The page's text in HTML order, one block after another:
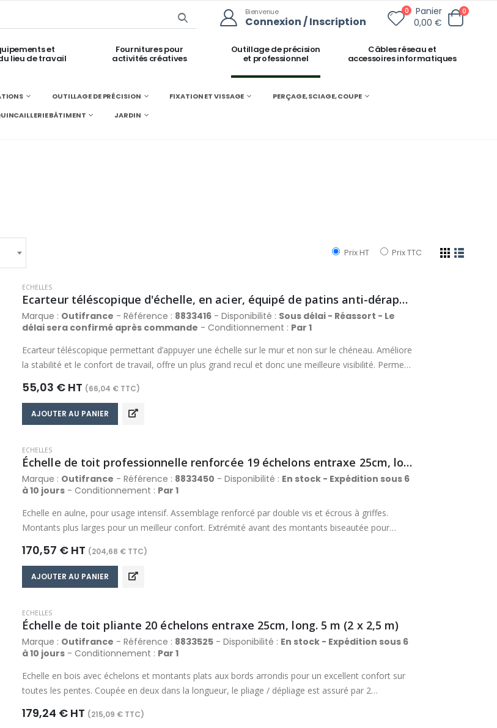
Bienvenue
Connexion / Inscription
0
Panier
0,00 €
0
et
lieu de travail
Fournitures pour
activités créatives
Outillage de précision
et professionnel
Câbles réseau et
accessoires informatiques
OUTILLAGE DE PRÉCISION FIXATION ET VISSAGE
PERÇAGE, SCIAGE, COUPE
BÂTIMENT JARDIN
Prix HT Prix TTC
ECHELLES
Ecarteur téléscopique d'échelle, en acier, équipé de patins anti-dérapant en caoutchouc
Marque : Outifrance - Référence : 8833416 - Disponibilité : Sous délai - Réassort - Le
délai sera confirmé après commande - Conditionnement : Par 1
Ecarteur téléscopique permettant d’appuyer une échelle sur le mur et non sur le chéneau. Améliore
la stabilité et le confort de travail, offre un plus grand recul et donc une meilleure visibilité. Permet
au niveau d’un barreau à l’aide de 2 pattes à encoches. Réglage de la longueur des bras de 450 à
750 mm et verrouillage par goupilles.
55,03 € HT (66,04 € TTC)
AJOUTER AU PANIER
ECHELLES
Échelle de toit professionnelle renforcée 19 échelons entraxe 25cm, long. 5m
Marque : Outifrance - Référence : 8833450 - Disponibilité : En stock - Expédition sous 6
à 10 jours - Conditionnement : Par 1
Echelle en aulne, pour usage intensif. Assemblage renforcé par double vis et écrous à griffes.
Montants plus larges pour un meilleur confort. Extrémité avant des montants biseautée pour
l’échelle possible si nécessaire. Finition lasurée. Section des montants : 48 x 20 mm. Section des
échelons : 60 x 20 mm.
170,57 € HT (204,68 € TTC)
AJOUTER AU PANIER
ECHELLES
Échelle de toit pliante 20 échelons entraxe 25cm, long. 5 m (2 x 2,5 m)
Marque : Outifrance - Référence : 8833525 - Disponibilité : En stock - Expédition sous 6
à 10 jours - Conditionnement : Par 1
Echelle en bois avec échelons et montants plats aux bords arrondis pour un excellent confort sur
toutes les pentes. Coupée en deux dans la longueur, le pliage / dépliage est assuré par 2
à griffes permet le resserrage de l’échelle si nécessaire. Finition lasurée. Section des montants : 50
179,24 € HT (215,09 € TTC)